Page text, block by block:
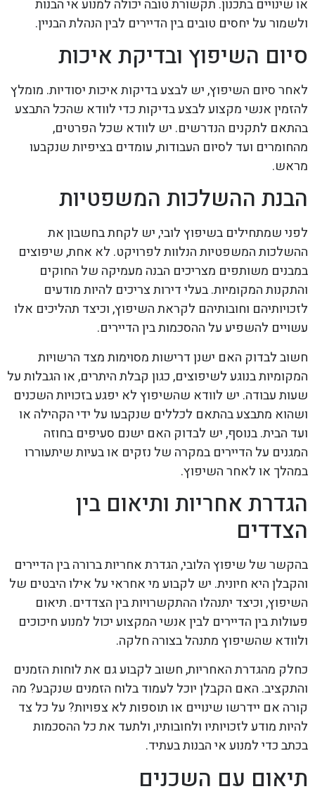
או שינויים בתכנון. תקשורת טובה יכולה למנוע אי הבנות
ולשמור על יחסים טובים בין הדיירים לבין הנהלת הבניין.
סיום השיפוץ ובדיקת איכות
לאחר סיום השיפוץ, יש לבצע בדיקות איכות יסודיות. מומלץ
להזמין אנשי מקצוע לבצע בדיקות כדי לוודא שהכל התבצע
בהתאם לתקנים הנדרשים. יש לוודא שכל הפרטים,
מהחומרים ועד לסיום העבודות, עומדים בציפיות שנקבעו
מראש.
הבנת ההשלכות המשפטיות
לפני שמתחילים בשיפוץ לובי, יש לקחת בחשבון את
ההשלכות המשפטיות הנלוות לפרויקט. לא אחת, שיפוצים
במבנים משותפים מצריכים הבנה מעמיקה של החוקים
והתקנות המקומיות. בעלי דירות צריכים להיות מודעים
לזכויותיהם וחובותיהם לקראת השיפוץ, וכיצד תהליכים אלו
עשויים להשפיע על ההסכמות בין הדיירים.
חשוב לבדוק האם ישנן דרישות מסוימות מצד הרשויות
המקומיות בנוגע לשיפוצים, כגון קבלת היתרים, או הגבלות על
שעות עבודה. יש לוודא שהשיפוץ לא יפגע בזכויות השכנים
ושהוא מתבצע בהתאם לכללים שנקבעו על ידי הקהילה או
ועד הבית. בנוסף, יש לבדוק האם ישנם סעיפים בחוזה
המגנים על הדיירים במקרה של נזקים או בעיות שיתעוררו
במהלך או לאחר השיפוץ.
הגדרת אחריות ותיאום בין
הצדדים
בהקשר של שיפוץ הלובי, הגדרת אחריות ברורה בין הדיירים
והקבלן היא חיונית. יש לקבוע מי אחראי על אילו היבטים של
השיפוץ, וכיצד יתנהלו ההתקשרויות בין הצדדים. תיאום
פעולות בין הדיירים לבין אנשי המקצוע יכול למנוע חיכוכים
ולוודא שהשיפוץ מתנהל בצורה חלקה.
כחלק מהגדרת האחריות, חשוב לקבוע גם את לוחות הזמנים
והתקציב. האם הקבלן יוכל לעמוד בלוח הזמנים שנקבע? מה
קורה אם יידרשו שינויים או תוספות לא צפויות? על כל צד
להיות מודע לזכויותיו ולחובותיו, ולתעד את כל ההסכמות
בכתב כדי למנוע אי הבנות בעתיד.
תיאום עם השכנים